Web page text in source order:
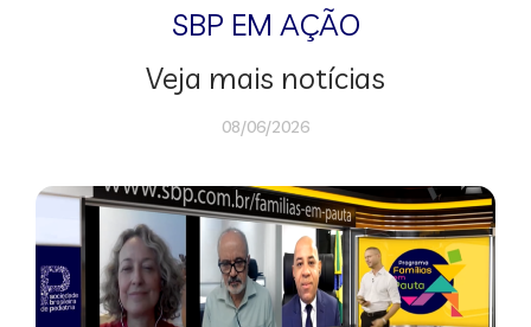
SBP EM AÇÃO
Veja mais notícias
08/06/2026